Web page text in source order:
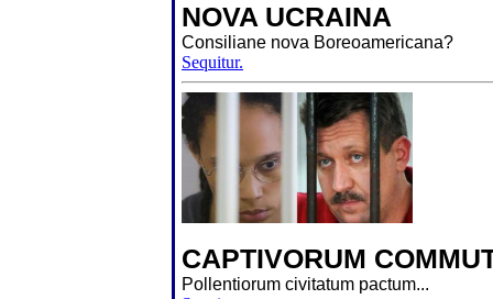
NOVA UCRAINA
Consiliane nova Boreoamericana?
Sequitur.
CAPTIVORUM
Pollentiorum civitatum pactum...